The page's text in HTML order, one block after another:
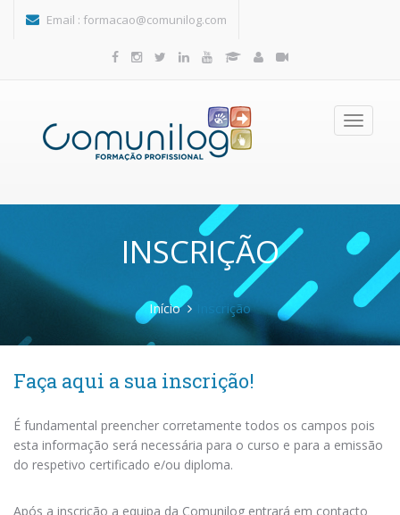
Email : formacao@comunilog.com
Toggle
INSCRIÇÃO
Início Inscrição
Faça aqui a sua inscrição!
É fundamental preencher corretamente todos os campos pois
esta informação será necessária para o curso e para a emissão
do respetivo certificado e/ou diploma.
Após a inscrição a equipa da Comunilog entrará em contacto